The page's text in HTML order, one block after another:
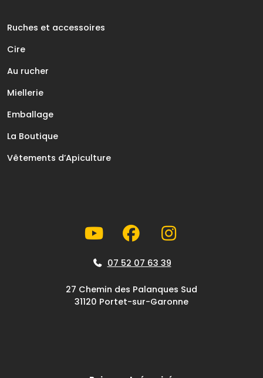
Ruches et accessoires
Cire
Au rucher
Miellerie
Emballage
La Boutique
Vêtements d’Apiculture
07 52 07 63 39
27 Chemin des Palanques Sud
31120 Portet-sur-Garonne